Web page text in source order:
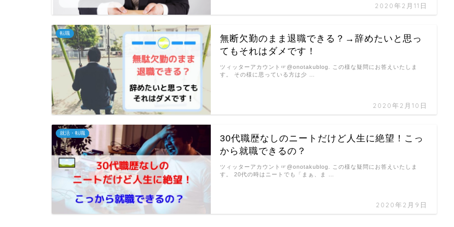
2020年2月11日
転職
無断欠勤のまま退職できる？→辞めたいと思っ
てもそれはダメです！
2020年2月10日
ツィッターアカウント☞@onotakublog. この様な疑問にお答えいたしま
す。 その様に思っている方は少 …
就活・転職
30代職歴なしのニートだけど人生に絶望！こっ
から就職できるの？
2020年2月9日
ツィッターアカウント☞@onotakublog. この様な疑問にお答えいたしま
す。 20代の時はニートでも「まぁ、ま …